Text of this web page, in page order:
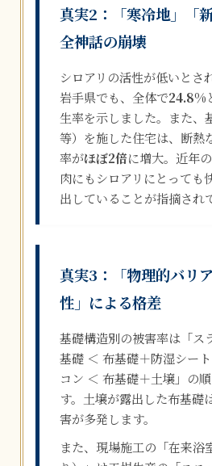
真実2：「寒冷地」「
全神話の崩壊
シロアリの活性が低いとさ
岩手県でも、全体で24.8%
生率を示しました。また、
等）を施した住宅は、断熱
率がほぼ2倍に増大。近年
肉にもシロアリにとっても
出していることが指摘され
真実3：「物理的バリ
性」による格差
基礎構造別の被害率は「ス
基礎 ＜ 布基礎＋防湿シー
コン ＜ 布基礎＋土壌」の
す。土壌が露出した布基礎
害が多発します。
また、現場施工の「在来浴